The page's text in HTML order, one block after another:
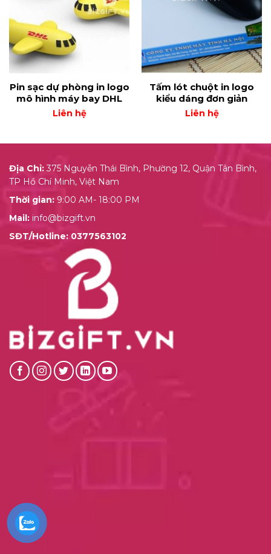
Pin sạc dự phòng in logo
mô hình máy bay DHL
Liên hệ
Tấm lót chuột in logo
kiểu dáng đơn giản
Liên hệ
Địa Chỉ:375 Nguyễn Thái Bình, Phường 12, Quận Tân Bình,
TP Hồ Chí Minh, Việt Nam
Thời gian:9:00 AM- 18:00 PM
Mail: info@bizgift.vn
SĐT/Hotline: 0377563102